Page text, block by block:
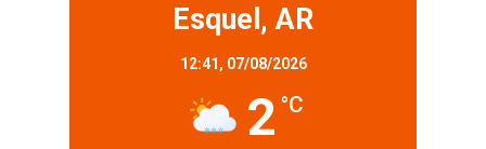
Esquel, AR
12:41, 07/08/2026
2 °C